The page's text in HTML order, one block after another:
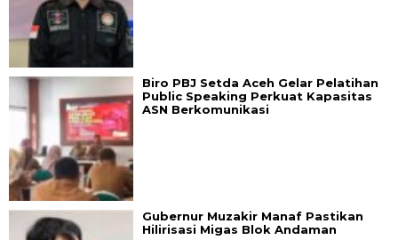
Biro PBJ Setda Aceh Gelar Pelatihan
Public Speaking Perkuat Kapasitas
ASN Berkomunikasi
Gubernur Muzakir Manaf Pastikan
Hilirisasi Migas Blok Andaman